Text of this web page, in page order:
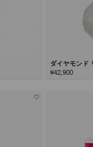
ダイヤモンド
¥42,900